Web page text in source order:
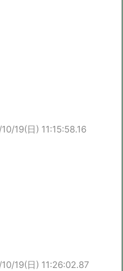
19(日) 11:15:58.16
19(日) 11:26:02.87